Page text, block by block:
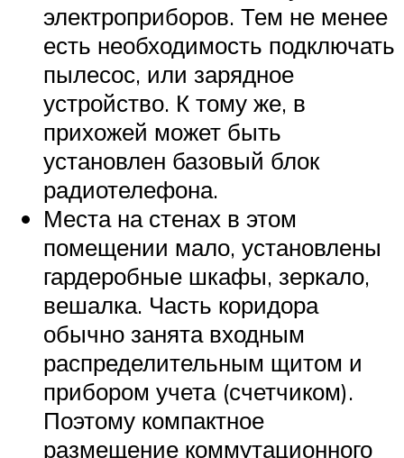
электроприборов. Тем не менее
есть необходимость подключать
пылесос, или зарядное
устройство. К тому же, в
прихожей может быть
установлен базовый блок
радиотелефона.
Места на стенах в этом
помещении мало, установлены
гардеробные шкафы, зеркало,
вешалка. Часть коридора
обычно занята входным
распределительным щитом и
прибором учета (счетчиком).
Поэтому компактное
размещение коммутационного